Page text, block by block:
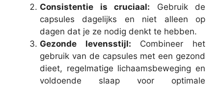
Consistentie is cruciaal: Gebruik de
capsules dagelijks en niet alleen op
dagen dat je ze nodig denkt te hebben.
Gezonde levensstijl: Combineer het
gebruik van de capsules met een gezond
dieet, regelmatige lichaamsbeweging en
voldoende slaap voor optimale